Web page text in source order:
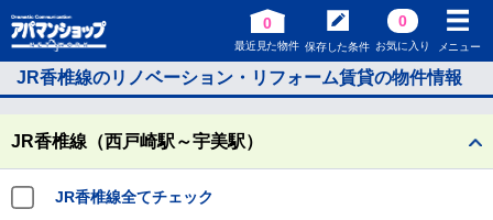
0
最近見た物件 保存した条件
0
お気に入り メニュー
JR香椎線のリノベーション・リフォーム賃貸の物件情報
JR香椎線（西戸崎駅～宇美駅）
JR香椎線全てチェック